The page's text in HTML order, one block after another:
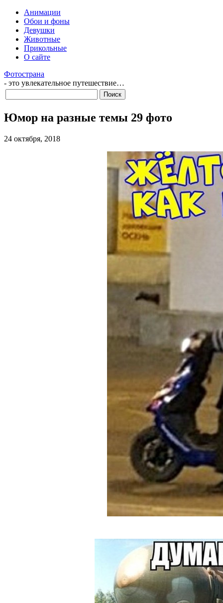
Анимации
Обои и фоны
Девушки
Животные
Прикольные
О сайте
Фотострана
- это увлекательное путешествие…
Юмор на разные темы 29 фото
24 октября, 2018